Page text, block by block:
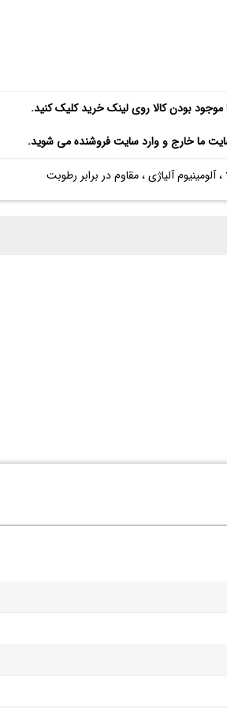
بودن کالا روی لینک خرید کلیک کنید.
ما خارج و وارد سایت فروشنده می شوید.